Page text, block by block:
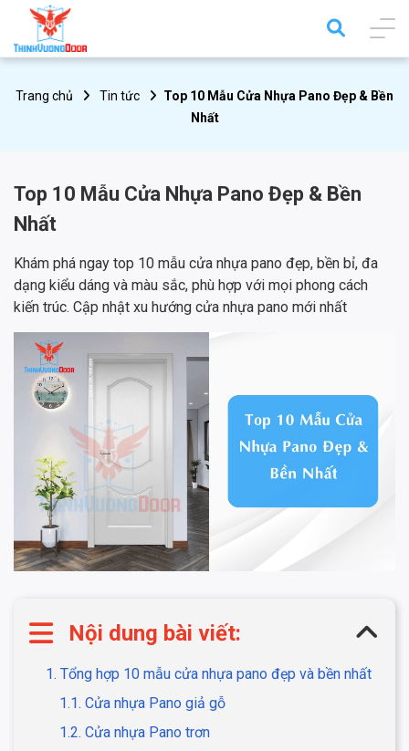
Trang chủ Tin tức
Top 10 Mẫu Cửa Nhựa Pano Đẹp & Bền
Nhất
Top 10 Mẫu Cửa Nhựa Pano Đẹp & Bền
Nhất
Khám phá ngay top 10 mẫu cửa nhựa pano đẹp, bền bỉ, đa
dạng kiểu dáng và màu sắc, phù hợp với mọi phong cách
kiến trúc. Cập nhật xu hướng cửa nhựa pano mới nhất
Nội dung bài viết:
1. Tổng hợp 10 mẫu cửa nhựa pano đẹp và bền nhất
1.1. Cửa nhựa Pano giả gỗ
1.2. Cửa nhựa Pano trơn